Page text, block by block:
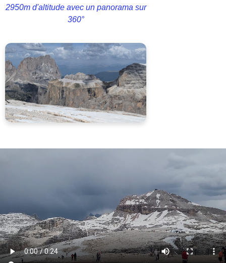
2950m d'altitude avec un panorama sur
360°